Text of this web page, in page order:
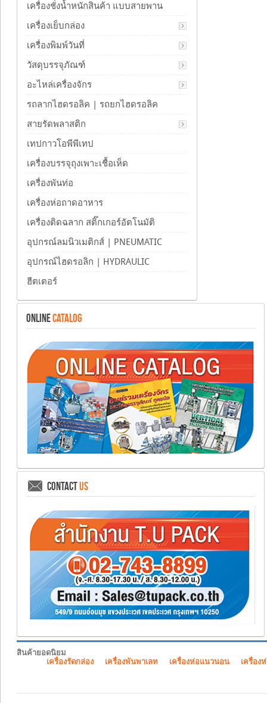
เครื่องชั่งน้ำหนักสินค้า แบบสายพาน
เครื่องเย็บกล่อง
เครื่องพิมพ์วันที่
วัสดุบรรจุภัณฑ์
อะไหล่เครื่องจักร
รถลากไฮดรอลิค | รถยกไฮดรอลิค
สายรัดพลาสติก
เทปกาวโอพีพีเทป
เครื่องบรรจุถุงเพาะเชื้อเห็ด
เครื่องพันท่อ
เครื่องห่อถาดอาหาร
เครื่องติดฉลาก สติ๊กเกอร์อัตโนมัติ
อุปกรณ์ลมนิวเมติกส์ | PNEUMATIC
อุปกรณ์ไฮดรอลิก | HYDRAULIC
ฮีตเตอร์
ONLINECATALOG
CONTACTUS
สินค้ายอดนิยม
เครื่องรัดกล่อง
เครื่องพันพาเลท เครื่องห่อแนวนอน เครื่อง